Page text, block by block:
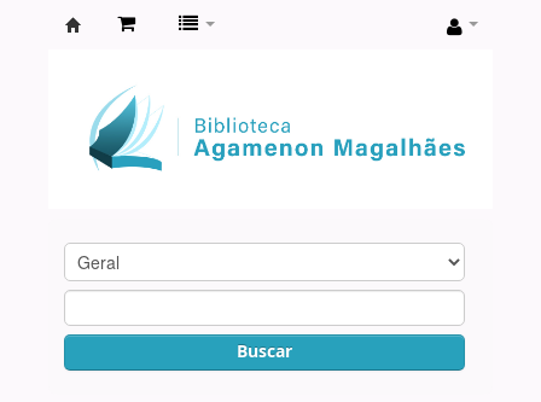
Agamenon
Magalhães
Buscar